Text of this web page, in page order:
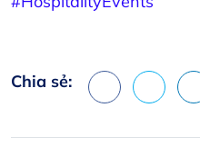
Chia sẻ:
Facebook
X